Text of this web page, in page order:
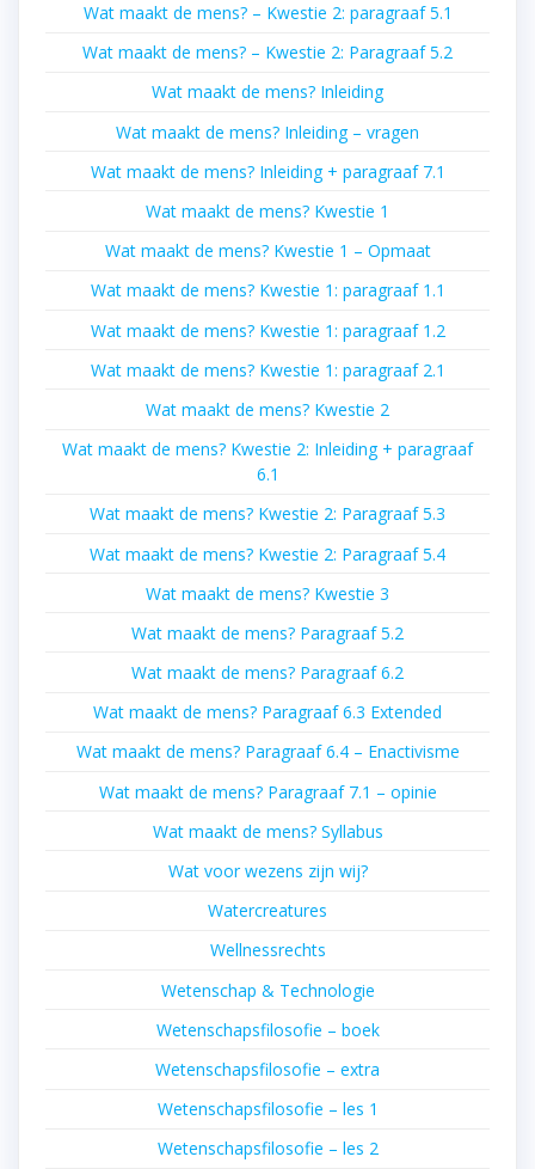
Wat maakt de mens? – Kwestie 2: paragraaf 5.1
Wat maakt de mens? – Kwestie 2: Paragraaf 5.2
Wat maakt de mens? Inleiding
Wat maakt de mens? Inleiding – vragen
Wat maakt de mens? Inleiding + paragraaf 7.1
Wat maakt de mens? Kwestie 1
Wat maakt de mens? Kwestie 1 – Opmaat
Wat maakt de mens? Kwestie 1: paragraaf 1.1
Wat maakt de mens? Kwestie 1: paragraaf 1.2
Wat maakt de mens? Kwestie 1: paragraaf 2.1
Wat maakt de mens? Kwestie 2
Wat maakt de mens? Kwestie 2: Inleiding + paragraaf
6.1
Wat maakt de mens? Kwestie 2: Paragraaf 5.3
Wat maakt de mens? Kwestie 2: Paragraaf 5.4
Wat maakt de mens? Kwestie 3
Wat maakt de mens? Paragraaf 5.2
Wat maakt de mens? Paragraaf 6.2
Wat maakt de mens? Paragraaf 6.3 Extended
Wat maakt de mens? Paragraaf 6.4 – Enactivisme
Wat maakt de mens? Paragraaf 7.1 – opinie
Wat maakt de mens? Syllabus
Wat voor wezens zijn wij?
Watercreatures
Wellnessrechts
Wetenschap & Technologie
Wetenschapsfilosofie – boek
Wetenschapsfilosofie – extra
Wetenschapsfilosofie – les 1
Wetenschapsfilosofie – les 2